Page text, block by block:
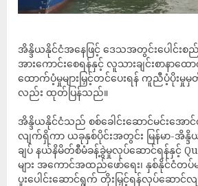
အိန္ဒိယနိုင်ငံအနေဖြင့် ဒေသအတွင်းပေါင်
အားကောင်းစေရန်နှင့် လူသားချင်းစာနာထ
ထောက်ပံ့မှုများမြှင့်တင်ပေးရန် ကူညီပံ့ပိုးမှုမှ
လည်း ထုတ်ပြန်သည်။
အိန္ဒိယနိုင်ငံသည် စစ်ခေါင်းဆောင်မင်းအ
လျက်ရှိကာ ယခုနှစ်ပိုင်းအတွင်း မြန်မာ-အိန္ဒိ
ချပ် နယ်နိမိတ်စီမံခန့်ခွဲမှုလုပ်ဆောင်ရန်နှင့်
များ အကောင်အထည်ဖော်ရေး၊ နှစ်နိုင်ငံတပ်
ပူးပေါင်းဆောင်ရွက် တိုးမြှင့်ရန်လုပ်ဆော